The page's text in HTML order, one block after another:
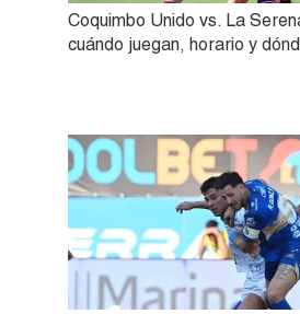
Coquimbo Unido vs. La
cuándo juegan, horario y